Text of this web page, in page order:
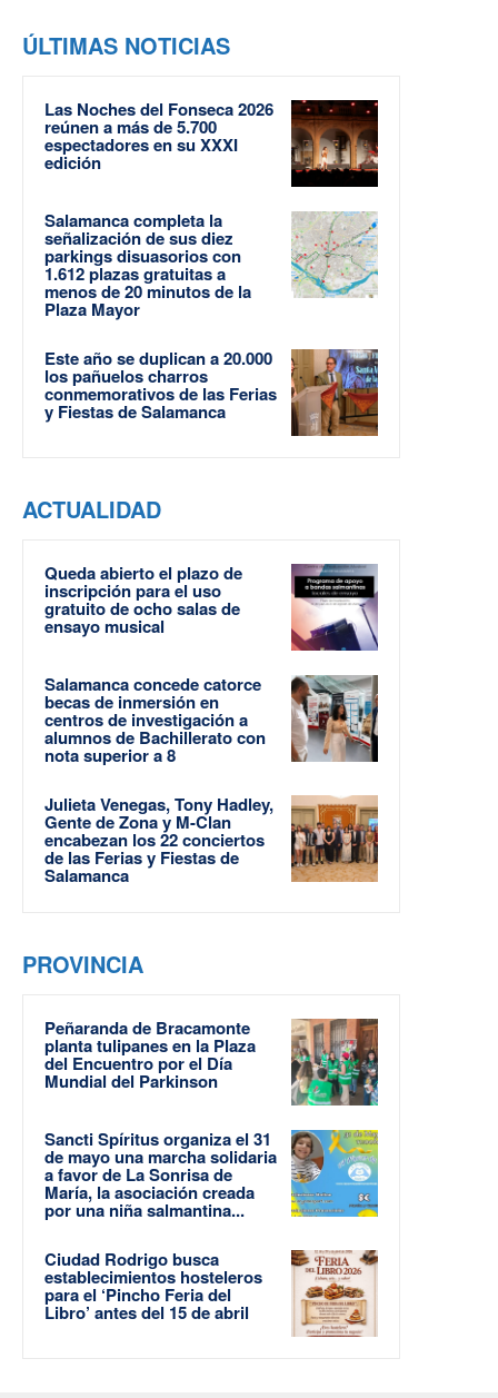
ÚLTIMAS NOTICIAS
Las Noches del Fonseca 2026
reúnen a más de 5.700
espectadores en su XXXI
edición
Salamanca completa la
señalización de sus diez
parkings disuasorios con
1.612 plazas gratuitas a
menos de 20 minutos de la
Plaza Mayor
Este año se duplican a 20.000
los pañuelos charros
conmemorativos de las Ferias
y Fiestas de Salamanca
ACTUALIDAD
Queda abierto el plazo de
inscripción para el uso
gratuito de ocho salas de
ensayo musical
Salamanca concede catorce
becas de inmersión en
centros de investigación a
alumnos de Bachillerato con
nota superior a 8
Julieta Venegas, Tony Hadley,
Gente de Zona y M-Clan
encabezan los 22 conciertos
de las Ferias y Fiestas de
Salamanca
PROVINCIA
Peñaranda de Bracamonte
planta tulipanes en la Plaza
del Encuentro por el Día
Mundial del Parkinson
Sancti Spíritus organiza el 31
de mayo una marcha solidaria
a favor de La Sonrisa de
María, la asociación creada
por una niña salmantina...
Ciudad Rodrigo busca
establecimientos hosteleros
para el ‘Pincho Feria del
Libro’ antes del 15 de abril